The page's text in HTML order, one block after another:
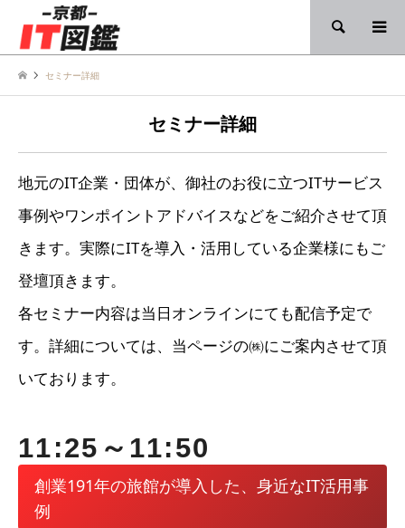
検索
セミナー詳細
セミナー詳細
地元のIT企業・団体が、御社のお役に立つITサービス
事例やワンポイントアドバイスなどをご紹介させて頂
きます。実際にITを導入・活用している企業様にもご
登壇頂きます。
各セミナー内容は当日オンラインにても配信予定で
す。詳細については、当ページの㈱にご案内させて頂
いております。
11:25～11:50
創業191年の旅館が導入した、身近なIT活用事
例